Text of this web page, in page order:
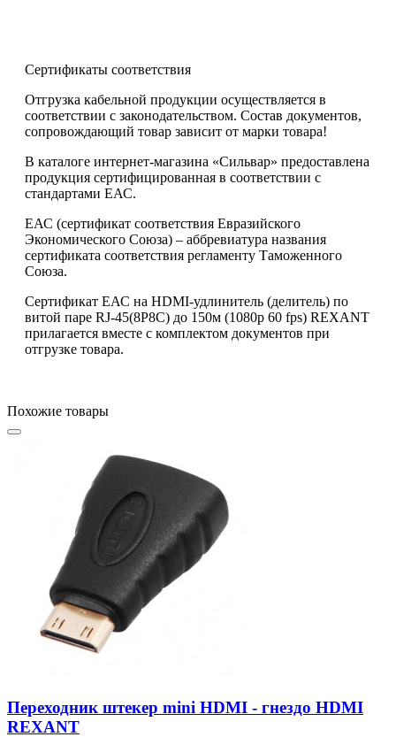
Сертификаты соответствия
Отгрузка кабельной продукции осуществляется в
соответствии с законодательством. Состав документов,
сопровождающий товар зависит от марки товара!
В каталоге интернет-магазина «Сильвар» предоставлена
продукция сертифицированная в соответствии с
стандартами ЕАС.
ЕАС (сертификат соответствия Евразийского
Экономического Союза) – аббревиатура названия
сертификата соответствия регламенту Таможенного
Союза.
Сертификат ЕАС на HDMI-удлинитель (делитель) по
витой паре RJ-45(8P8C) до 150м (1080p 60 fps) REXANT
прилагается вместе с комплектом документов при
отгрузке товара.
Похожие товары
Переходник штекер mini HDMI - гнездо HDMI
REXANT